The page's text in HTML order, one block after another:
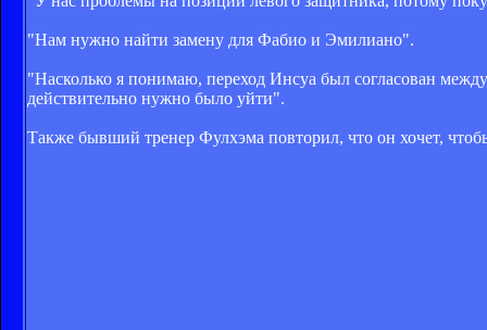
"Нам нужно найти замену для Фабио и Эмилиано".
"Насколько я понимаю, переход Инсуа был согласован
действительно нужно было уйти".
Также бывший тренер Фулхэма повторил, что он хочет,